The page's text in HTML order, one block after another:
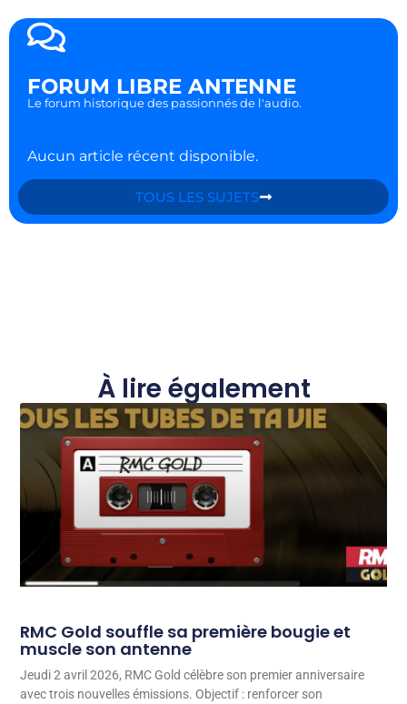
FORUM LIBRE ANTENNE
Le forum historique des passionnés de l'audio.
Aucun article récent disponible.
TOUS LES SUJETS
À lire également
RMC Gold souffle sa première bougie et
muscle son antenne
Jeudi 2 avril 2026, RMC Gold célèbre son premier anniversaire
avec trois nouvelles émissions. Objectif : renforcer son